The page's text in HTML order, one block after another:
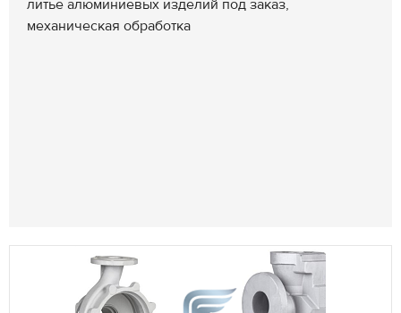
литье алюминиевых изделий под заказ,
механическая обработка